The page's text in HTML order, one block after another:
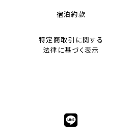
宿泊約款
特定商取引に関する
法律に基づく表示